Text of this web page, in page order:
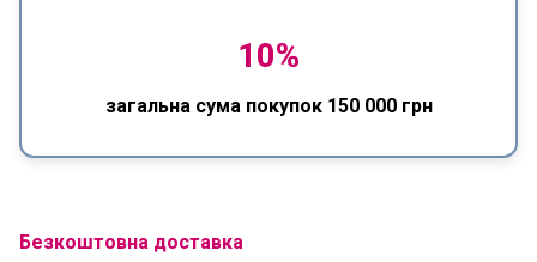
10%
загальна сума покупок 150 000 грн
Безкоштовна доставка